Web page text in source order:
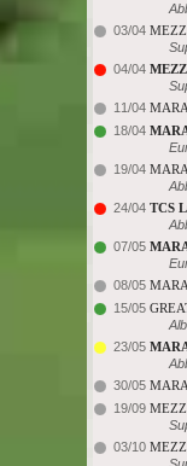
03/04
04/04
11/04
18/04
19/04
24/04 TCS
07/05
08/05
15/05
23/05
30/05
19/09
03/10